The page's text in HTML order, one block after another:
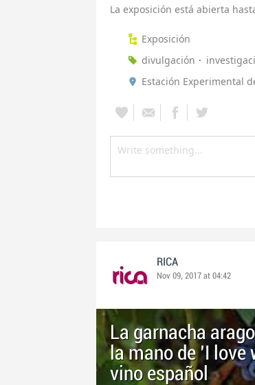
La exposición está abierta
Exposición
divulgación
Estación Experimental
RICA
Nov 09, 2017 at 04:42
La garnacha
la mano de 'I love
vino español